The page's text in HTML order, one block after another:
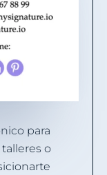
para
o